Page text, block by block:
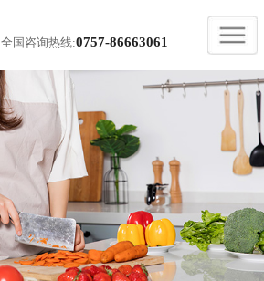
全国咨询热线:0757-86663061